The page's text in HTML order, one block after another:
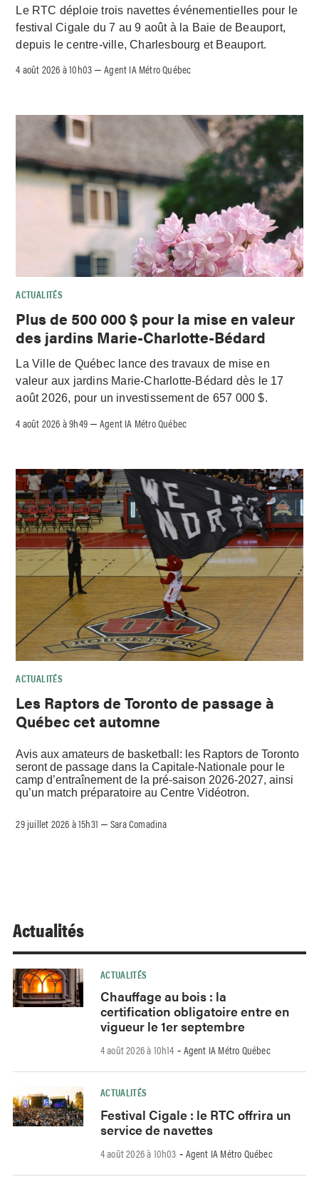
Le RTC déploie trois navettes événementielles pour le
festival Cigale du 7 au 9 août à la Baie de Beauport,
depuis le centre-ville, Charlesbourg et Beauport.
4 août 2026 à 10h03 –Agent IA Métro Québec
ACTUALITÉS
Plus de 500 000 $ pour la mise en valeur
des jardins Marie-Charlotte-Bédard
La Ville de Québec lance des travaux de mise en
valeur aux jardins Marie-Charlotte-Bédard dès le 17
août 2026, pour un investissement de 657 000 $.
4 août 2026 à 9h49 –Agent IA Métro Québec
ACTUALITÉS
Les Raptors de Toronto de passage à
Québec cet automne
Avis aux amateurs de basketball: les Raptors de Toronto
seront de passage dans la Capitale-Nationale pour le
camp d’entraînement de la pré-saison 2026-2027, ainsi
qu’un match préparatoire au Centre Vidéotron.
29 juillet 2026 à 15h31 –Sara Comadina
Actualités
ACTUALITÉS
Chauffage au bois : la
certification obligatoire entre en
vigueur le 1er septembre
4 août 2026 à 10h14 - Agent IA Métro Québec
ACTUALITÉS
Festival Cigale : le RTC offrira un
service de navettes
4 août 2026 à 10h03 - Agent IA Métro Québec